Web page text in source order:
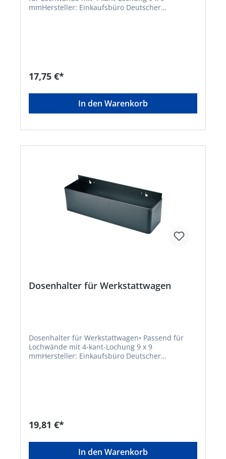
mmHersteller: Einkaufsbüro Deutscher
17,75 €*
In den Warenkorb
Dosenhalter für Werkstattwagen
Dosenhalter für Werkstattwagen• Passend für
Lochwände mit 4-kant-Lochung 9 x 9
mmHersteller: Einkaufsbüro Deutscher
19,81 €*
In den Warenkorb